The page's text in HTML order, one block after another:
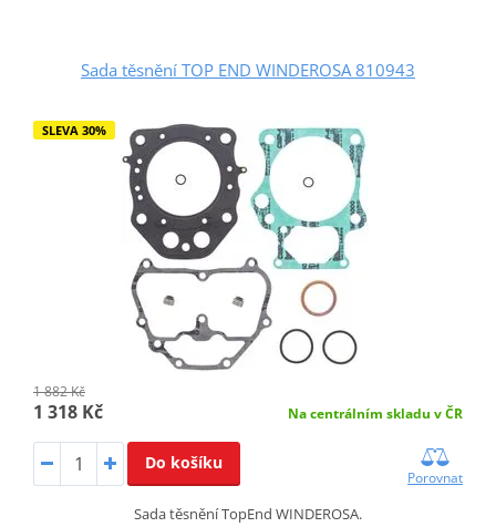
Sada těsnění TOP END WINDEROSA 810943
SLEVA 30%
1 882 Kč
1 318 Kč Na centrálním skladu v ČR
Do košíku
Porovnat
Sada těsnění TopEnd WINDEROSA.